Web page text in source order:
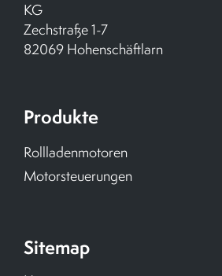
KG
Zechstraße 1-7
82069 Hohenschäftlarn
Produkte
Rollladenmotoren
Motorsteuerungen
Sitemap